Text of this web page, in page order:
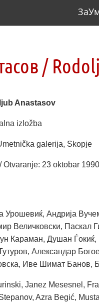
/
Anastasov
izložba
galerija, Skopje
23 oktobar 1990
Урошевиќ, Андрија
Величковски, Паскал
Караман, Душан
Александар
Иве Шимат Банов,
Janez Mesesnel,
Azra Begić,